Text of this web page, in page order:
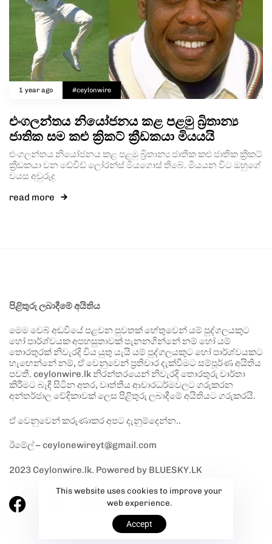
1 year ago #ceylonwire
එංගලන්තය නියෝජනය කළ පළමු බ්‍රිතාන්‍ය
ජාතික සම කළු ක්‍රිකට් ක්‍රීඩකයා මියයයි
එංගලන්තය නියෝජනය කළ පළමු බ්‍රිතාන්‍ය ජාතික කළු ජාතික ක්‍රිකට්
ක්‍රීඩකයා වන ඩේවිඩ් ලෝරන්ස් මියගොස් තිබේ. මියයන විට ඔහුගේ
වයස අවුරුදු
read more
පිළිතුරු ලබාදීමේ අයිතිය
මෙම වෙබ් අඩවියේ පළවන පුවතක් හේතුවෙන් යම් පුද්ගලයකුට
හෝ පාර්ශ්වයක අපහසුතාවක් පැනනගින්නේ නම් හෝ යම්
තොරතුරක් නිවැරදි විය යුතු යැයි යම් පුද්ගලයකුට හෝ පාර්ශ්වයකට
හැඟෙන්නේ නම්, ඒ වෙනුවෙන් ප්‍රතිචාර දැක්වීමට සම්පූර්ණ අයිතිය
පවතී. ceylonwire.lk නිරන්තරයෙන් නිවැරදි තොරතුරු වාර්තා
කිරීමට බැඳී සිටින අතර, වෘත්තීය ආචාරධර්මවලට ගරුකරන
අන්තර්ජාල වේදිකාවක් ලෙස පිළිතුරු ලබාදීමේ අයිතියට ගරුකරයි.
ඒ වෙනුවෙන් කරුණාකර අපට දැනුම්දෙන්න..
ඊමේල් – ceylonewireyt@gmail.com
2023 Ceylonwire.lk. Powered by BLUESKY.LK
This website uses cookies to improve your
web experience.
Accept